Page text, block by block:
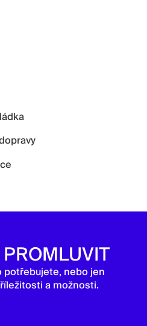
potřebujete, nebo jen
a možnosti.